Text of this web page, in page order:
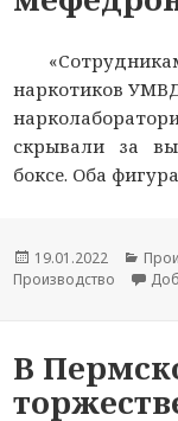
наркотиков
скрывали за
боксе. Оба
Опубликовано
19.01.2022
Производство
В